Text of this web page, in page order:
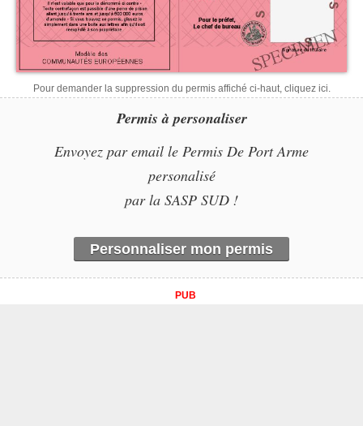
Pour demander la suppression du permis affiché ci-haut, cliquez ici.
Permis à personaliser
Envoyez par email le Permis De Port Arme
personalisé
par la SASP SUD !
Personnaliser mon permis
PUB